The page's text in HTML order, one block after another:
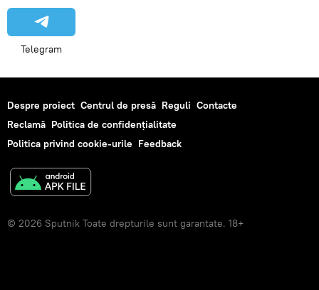
Telegram
Despre proiect Centrul de presă Reguli Contacte
Reclamă Politica de confidențialitate
Politica privind cookie-urile Feedback
© 2026 Sputnik Toate drepturile sunt garantate. 18+